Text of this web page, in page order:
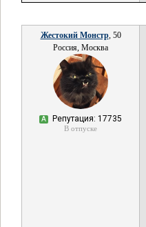
Жестокий Монстр, 50
Россия, Москва
А Репутация: 17735
В отпуске